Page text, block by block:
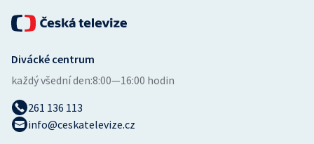
Ostatní
Divácké centrum
každý všední den:8:00—16:00 hodin
261 136 113
info@ceskatelevize.cz